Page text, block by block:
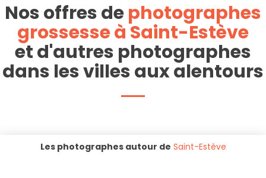
Nos offres dephotographes
grossesse à Saint-Estève
et d'autres photographes
dans les villes aux alentours
Les photographes autour de Saint-Estève